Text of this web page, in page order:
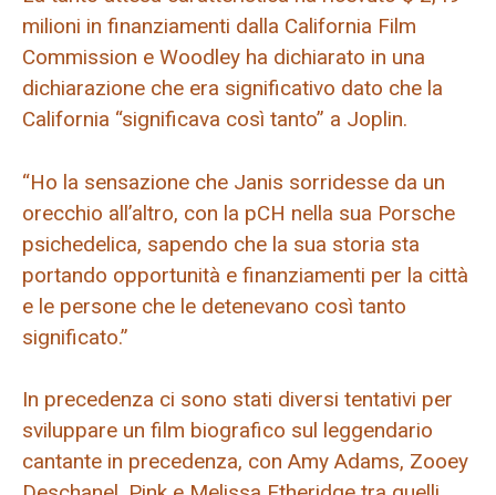
milioni in finanziamenti dalla California Film
Commission e Woodley ha dichiarato in una
dichiarazione che era significativo dato che la
California “significava così tanto” a Joplin.
“Ho la sensazione che Janis sorridesse da un
orecchio all’altro, con la pCH nella sua Porsche
psichedelica, sapendo che la sua storia sta
portando opportunità e finanziamenti per la città
e le persone che le detenevano così tanto
significato.”
In precedenza ci sono stati diversi tentativi per
sviluppare un film biografico sul leggendario
cantante in precedenza, con Amy Adams, Zooey